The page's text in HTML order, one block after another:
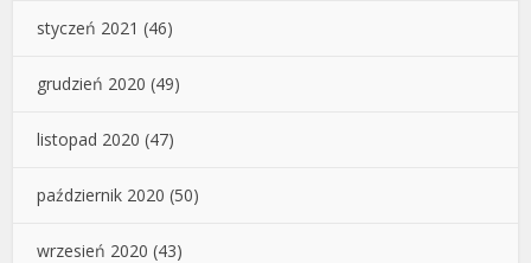
styczeń 2021 (46)
grudzień 2020 (49)
listopad 2020 (47)
październik 2020 (50)
wrzesień 2020 (43)